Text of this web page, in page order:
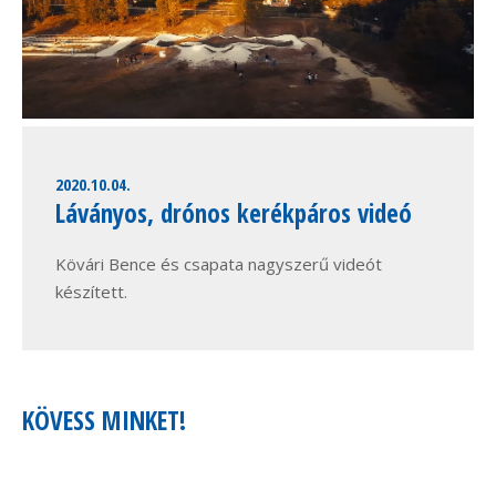
2020.10.04.
Láványos, drónos kerékpáros videó
Kövári Bence és csapata nagyszerű videót
készített.
KÖVESS MINKET!